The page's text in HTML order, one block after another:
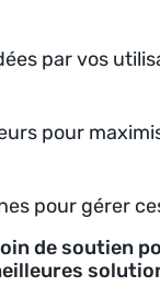
par vos
pour
pour gérer
de soutien